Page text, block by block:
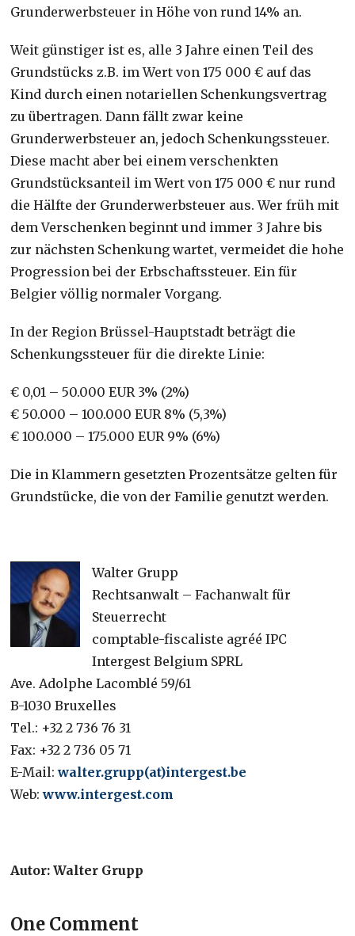
Grunderwerbsteuer in Höhe von rund 14% an.
Weit günstiger ist es, alle 3 Jahre einen Teil des
Grundstücks z.B. im Wert von 175 000 € auf das
Kind durch einen notariellen Schenkungsvertrag
zu übertragen. Dann fällt zwar keine
Grunderwerbsteuer an, jedoch Schenkungssteuer.
Diese macht aber bei einem verschenkten
Grundstücksanteil im Wert von 175 000 € nur rund
die Hälfte der Grunderwerbsteuer aus. Wer früh mit
dem Verschenken beginnt und immer 3 Jahre bis
zur nächsten Schenkung wartet, vermeidet die hohe
Progression bei der Erbschaftssteuer. Ein für
Belgier völlig normaler Vorgang.
In der Region Brüssel-Hauptstadt beträgt die
Schenkungssteuer für die direkte Linie:
€ 0,01 – 50.000 EUR 3% (2%)
€ 50.000 – 100.000 EUR 8% (5,3%)
€ 100.000 – 175.000 EUR 9% (6%)
Die in Klammern gesetzten Prozentsätze gelten für
Grundstücke, die von der Familie genutzt werden.
Walter Grupp
Rechtsanwalt – Fachanwalt für
Steuerrecht
comptable-fiscaliste agréé IPC
Intergest Belgium SPRL
Ave. Adolphe Lacomblé 59/61
B-1030 Bruxelles
Tel.: +32 2 736 76 31
Fax: +32 2 736 05 71
E-Mail:walter.grupp(at)intergest.be
Web:www.intergest.com
Autor: Walter Grupp
One Comment